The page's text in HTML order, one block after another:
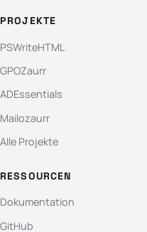
PROJEKTE
PSWriteHTML
GPOZaurr
ADEssentials
Mailozaurr
Alle Projekte
RESSOURCEN
Dokumentation
GitHub